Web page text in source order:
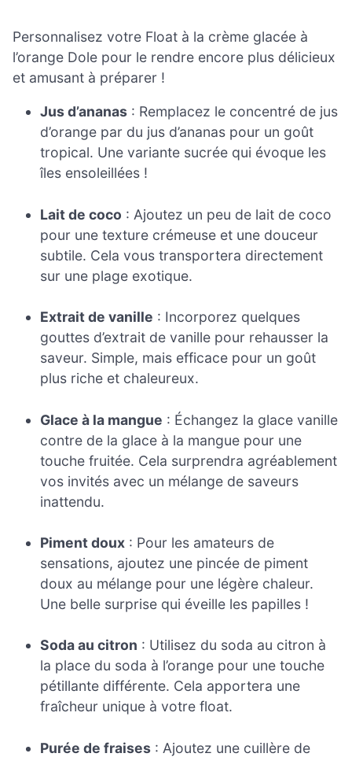
Personnalisez votre Float à la crème glacée à
l’orange Dole pour le rendre encore plus délicieux
et amusant à préparer !
Jus d’ananas : Remplacez le concentré de jus
d’orange par du jus d’ananas pour un goût
tropical. Une variante sucrée qui évoque les
îles ensoleillées !
Lait de coco : Ajoutez un peu de lait de coco
pour une texture crémeuse et une douceur
subtile. Cela vous transportera directement
sur une plage exotique.
Extrait de vanille : Incorporez quelques
gouttes d’extrait de vanille pour rehausser la
saveur. Simple, mais efficace pour un goût
plus riche et chaleureux.
Glace à la mangue : Échangez la glace vanille
contre de la glace à la mangue pour une
touche fruitée. Cela surprendra agréablement
vos invités avec un mélange de saveurs
inattendu.
Piment doux : Pour les amateurs de
sensations, ajoutez une pincée de piment
doux au mélange pour une légère chaleur.
Une belle surprise qui éveille les papilles !
Soda au citron : Utilisez du soda au citron à
la place du soda à l’orange pour une touche
pétillante différente. Cela apportera une
fraîcheur unique à votre float.
Purée de fraises : Ajoutez une cuillère de